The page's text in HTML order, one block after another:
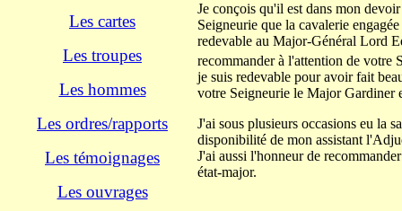
Les cartes
Les troupes
Les hommes
Les ordres/rapports
Les témoignages
Les ouvrages
Je conçois qu'il est dans mon
Seigneurie que la cavalerie
redevable au Major-Général Lord
recommander à l'attention de votre
je suis redevable pour avoir fait
votre Seigneurie le Major
J'ai sous plusieurs occasions eu la
disponibilité de mon assistant
J'ai aussi l'honneur de
état-major.